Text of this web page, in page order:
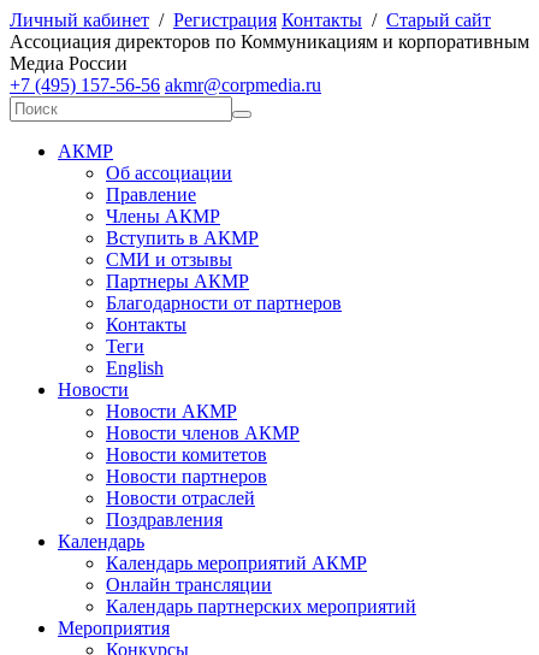
Личный кабинет / Регистрация Контакты / Старый сайт
Ассоциация директоров по Коммуникациям и корпоративным
Медиа России
+7 (495) 157-56-56 akmr@corpmedia.ru
АКМР
Об ассоциации
Правление
Члены АКМР
Вступить в АКМР
СМИ и отзывы
Партнеры АКМР
Благодарности от партнеров
Контакты
Теги
English
Новости
Новости АКМР
Новости членов АКМР
Новости комитетов
Новости партнеров
Новости отраслей
Поздравления
Календарь
Календарь мероприятий АКМР
Онлайн трансляции
Календарь партнерских мероприятий
Мероприятия
Конкурсы